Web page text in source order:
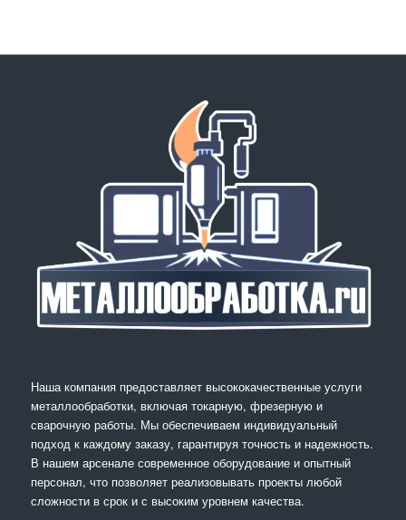
Наша компания предоставляет высококачественные услуги
металлообработки, включая токарную, фрезерную и
сварочную работы. Мы обеспечиваем индивидуальный
подход к каждому заказу, гарантируя точность и надежность.
В нашем арсенале современное оборудование и опытный
персонал, что позволяет реализовывать проекты любой
сложности в срок и с высоким уровнем качества.